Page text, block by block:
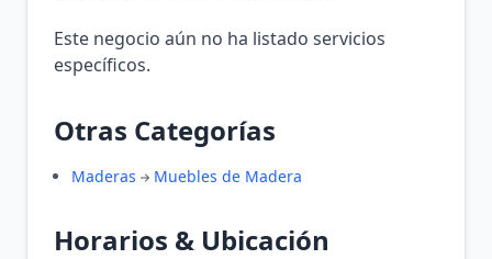
Este negocio aún no ha listado servicios
específicos.
Otras Categorías
Maderas Muebles de Madera
Horarios & Ubicación